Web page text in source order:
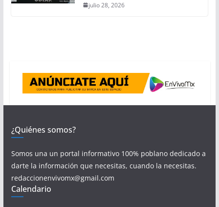
julio 28, 2026
¿Quiénes somos?
Somos una un portal informativo 100% poblano dedicado a
darte la información que necesitas, cuando la necesitas.
redaccionenvivomx@gmail.com
Calendario